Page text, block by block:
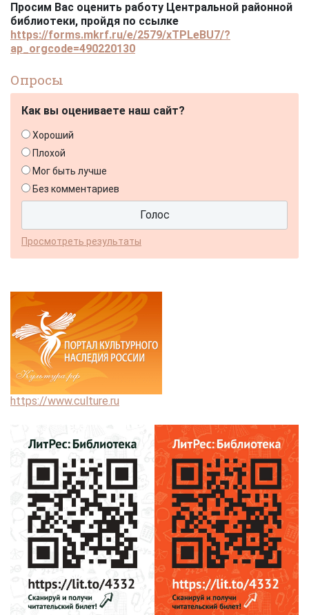
Просим Вас оценить работу Центральной районной
библиотеки, пройдя по ссылке
https://forms.mkrf.ru/e/2579/xTPLeBU7/?
ap_orgcode=490220130
Опросы
Как вы оцениваете наш сайт?
Хороший
Плохой
Мог быть лучше
Без комментариев
Просмотреть результаты
https://www.culture.ru